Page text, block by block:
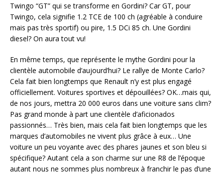
Twingo “GT” qui se transforme en Gordini? Car GT, pour
Twingo, cela signifie 1.2 TCE de 100 ch (agréable à conduire
mais pas très sportif) ou pire, 1.5 DCi 85 ch. Une Gordini
diesel? On aura tout vu!
En même temps, que représente le mythe Gordini pour la
clientèle automobile d’aujourd’hui? Le rallye de Monte Carlo?
Cela fait bien longtemps que Renault n’y est plus engagé
officiellement. Voitures sportives et dépouillées? OK…mais qui,
de nos jours, mettra 20 000 euros dans une voiture sans clim?
Pas grand monde à part une clientèle d’aficionados
passionnés… Très bien, mais cela fait bien longtemps que les
marques d’automobiles ne vivent plus grâce à eux… Une
voiture un peu voyante avec des phares jaunes et son bleu si
spécifique? Autant cela a son charme sur une R8 de l’époque
autant nous ne sommes plus nombreux à franchir le pas d’une